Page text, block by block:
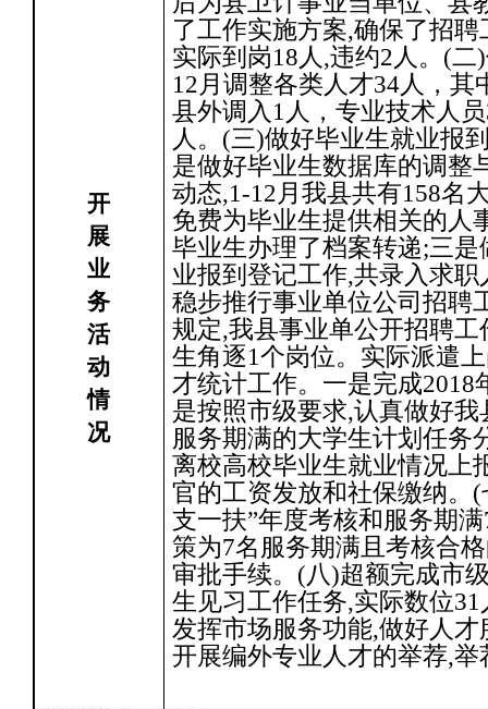
开
展
业
务
活
动
情
况
了工作实施方案,确保了招
实际到岗18人,违约2人。(
12月调整各类人才34人，其
县外调入1人，专业技术人
人。(三)做好毕业生就业报
是做好毕业生数据库的调整
动态,1-12月我县共有158名
免费为毕业生提供相关的人
毕业生办理了档案转递;三
业报到登记工作,共录入求
稳步推行事业单位公司招聘
规定,我县事业单公开招聘
生角逐1个岗位。实际派遣
才统计工作。一是完成
是按照市级要求,认真做好
服务期满的大学生计划任务
离校高校毕业生就业情况上
官的工资发放和社保缴纳。
支一扶”年度考核和服务期
策为7名服务期满且考核合
审批手续。(八)超额完成市
生见习工作任务,实际数位
发挥市场服务功能,做好人
开展编外专业人才的举荐,举